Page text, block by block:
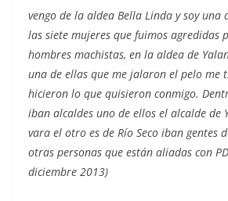
vengo de la aldea Bella Linda y soy una
las siete mujeres que fuimos agredidas
hombres machistas, en la aldea de
una de ellas que me jalaron el pelo me
hicieron lo que quisieron conmigo.
iban alcaldes uno de ellos el alcalde de
vara el otro es de Río Seco iban gentes
otras personas que están aliadas con
diciembre 2013)